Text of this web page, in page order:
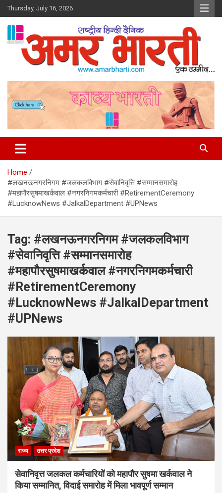
Skip
to
content
Thursday, July 16, 2026
Amar Bharti Media Group
Home
#लखनऊनगरनिगम #जलकलविभाग #सेवानिवृत्ति #सम्मानसमारोह
#महापौरसुषमाखर्कवाल #नगरनिगमकर्मचारी #RetirementCeremony
#LucknowNews #JalkalDepartment #UPNews
Tag: #लखनऊनगरनिगम #जलकलविभाग
#सेवानिवृत्ति #सम्मानसमारोह
#महापौरसुषमाखर्कवाल #नगरनिगमकर्मचारी
#RetirementCeremony
#LucknowNews #JalkalDepartment
#UPNews
राज्य उत्तर प्रदेश
सेवानिवृत्त जलकल कर्मचारियों को महापौर सुषमा खर्कवाल ने
किया सम्मानित, विदाई समारोह में मिला भावपूर्ण सम्मान